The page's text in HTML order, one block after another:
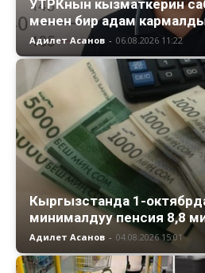
УТРКнын кызматкерин
менен бир адам
Адилет Асанов - 06.08.2026 11:22
Кыргызстанда 1-
минималдуу пенсия 8,8
Адилет Асанов - 04.08.2026 15:01